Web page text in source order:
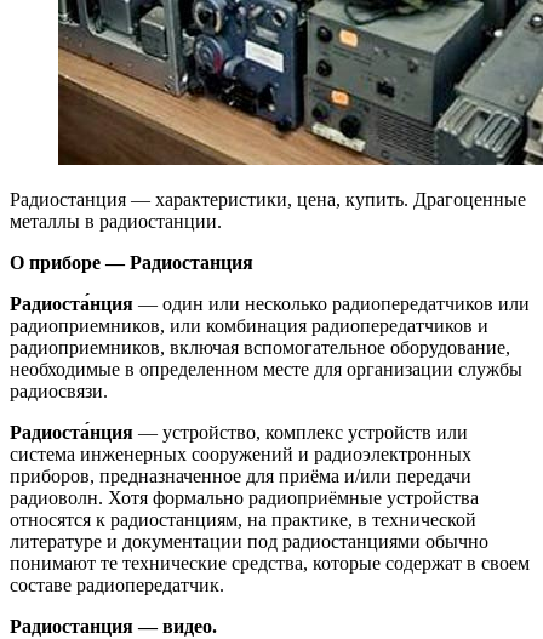
Радиостанция — характеристики, цена, купить. Драгоценные
металлы в радиостанции.
О приборе — Радиостанция
Радиоста́нция — один или несколько радиопередатчиков или
радиоприемников, или комбинация радиопередатчиков и
радиоприемников, включая вспомогательное оборудование,
необходимые в определенном месте для организации службы
радиосвязи.
Радиоста́нция — устройство, комплекс устройств или
система инженерных сооружений и радиоэлектронных
приборов, предназначенное для приёма и/или передачи
радиоволн. Хотя формально радиоприёмные устройства
относятся к радиостанциям, на практике, в технической
литературе и документации под радиостанциями обычно
понимают те технические средства, которые содержат в своем
составе радиопередатчик.
Радиостанция — видео.